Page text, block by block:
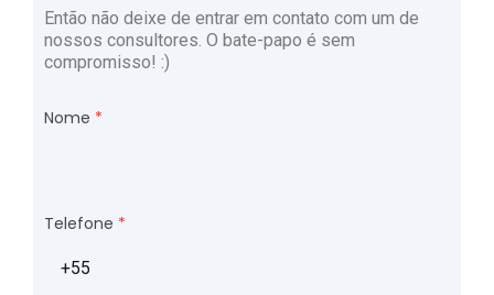
Então não deixe de entrar em contato com um de
nossos consultores. O bate-papo é sem
compromisso! :)
Nome
Telefone